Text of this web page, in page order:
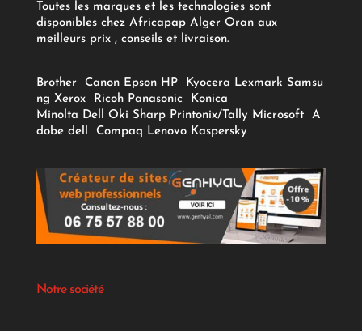
Toutes les marques et les technologies sont
disponibles chez Africapap Alger Oran aux
meilleurs prix , conseils et livraison.
Brother Canon Epson HP Kyocera Lexmark Samsu
ng Xerox Ricoh Panasonic
Konica
Minolta Dell Oki Sharp Printonix/Tally Microsoft
A
dobe dell Compaq Lenovo Kaspersky
Notre société